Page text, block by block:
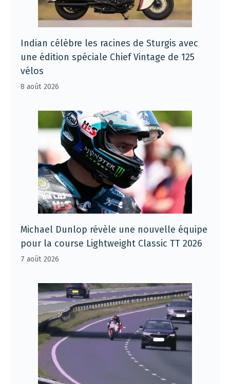
Indian célèbre les racines de Sturgis avec
une édition spéciale Chief Vintage de 125
vélos
8 août 2026
Michael Dunlop révèle une nouvelle équipe
pour la course Lightweight Classic TT 2026
7 août 2026